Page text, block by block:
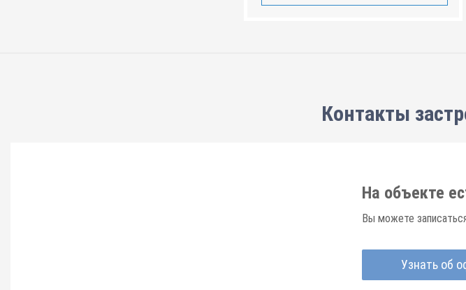
Контакты
На объекте
Вы можете
Узнать об